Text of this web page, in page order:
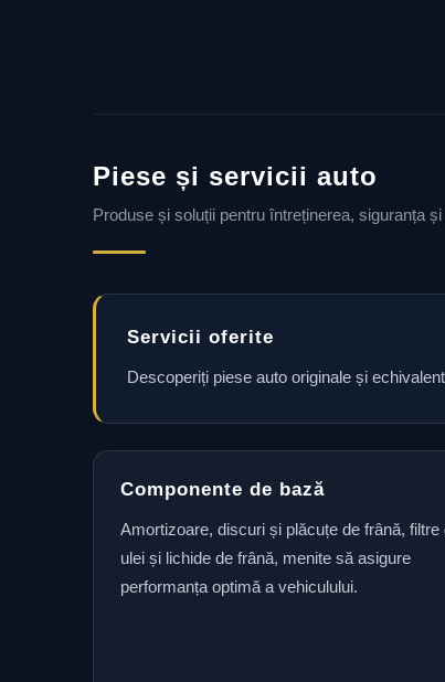
Piese și servicii auto
Produse și soluții pentru întreținerea, siguranța
Servicii oferite
Descoperiți piese auto originale și
Componente de bază
Amortizoare, discuri și plăcuțe de frână, filtre
ulei și lichide de frână, menite să asigure
performanța optimă a vehiculului.